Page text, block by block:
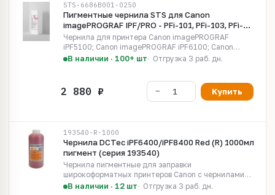
STS-6686B001-0250
Пигментные чернила STS для Canon
imagePROGRAF IPF/PRO - PFi-101, PFi-103, PFi-
106, PFi-206, PFi-306, PFi-701, PFi-706, PFi-710,
PFi-1700 Photo Magenta, 250 мл,
Чернила для принтера Canon imagePROGRAF
iPF5100; Canon imagePROGRAF iPF6100; Canon
imagePROGRAF iPF6300; Canon imagePROGRAF
iPF6400SE; Canon imagePROGRAF iPF6450; Canon
imagePROGRAF iPF8000S;...
В наличии · 100+ шт Отгрузка 3 раб. дн.
Купить
193540-R-1000
Чернила DCTec iPF6400/iPF8400 Red (R) 1000мл
пигмент (серия 193540)
Чернила пигментные для заправки
широкоформатных принтеров Canon с чернилами
LUCIA EX Pigment.
В наличии · 12 шт Отгрузка 3 раб. дн.